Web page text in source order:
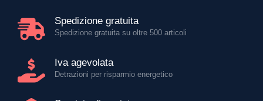
Spedizione gratuita
Spedizione gratuita su oltre 500 articoli
Iva agevolata
Detrazioni per risparmio energetico